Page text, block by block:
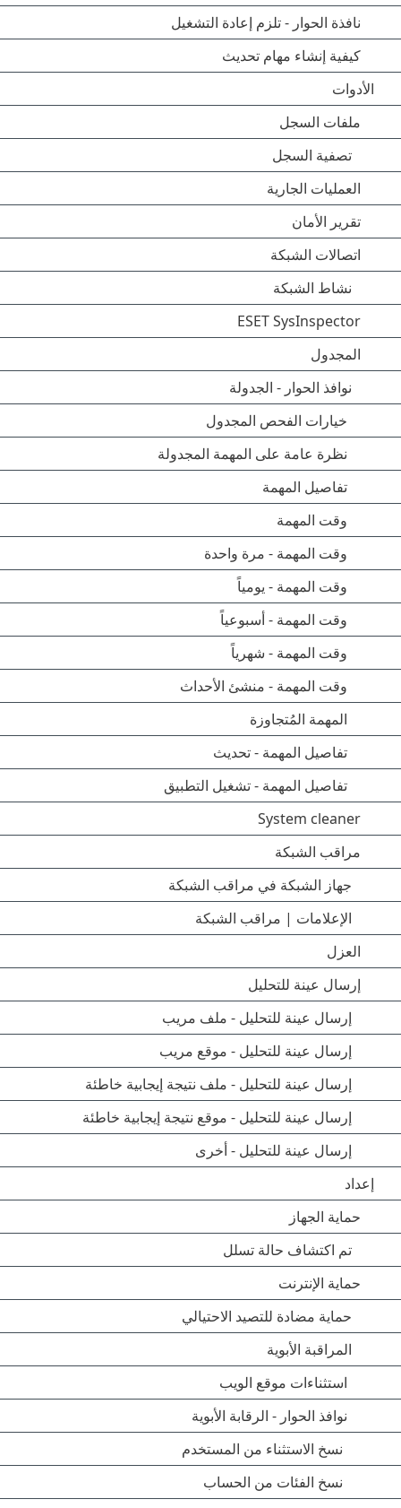
نافذة الحوار - تلزم إعادة التشغيل
كيفية إنشاء مهام تحديث
الأدوات
ملفات السجل
تصفية السجل
العمليات الجارية
تقرير الأمان
اتصالات الشبكة
نشاط الشبكة
ESET SysInspector
المجدول
نوافذ الحوار - الجدولة
خيارات الفحص المجدول
نظرة عامة على المهمة المجدولة
تفاصيل المهمة
وقت المهمة
وقت المهمة - مرة واحدة
وقت المهمة - يومياً
وقت المهمة - أسبوعياً
وقت المهمة - شهرياً
وقت المهمة - منشئ الأحداث
المهمة المُتجاوزة
تفاصيل المهمة - تحديث
تفاصيل المهمة - تشغيل التطبيق
System cleaner
مراقب الشبكة
جهاز الشبكة في مراقب الشبكة
الإعلامات | مراقب الشبكة
العزل
إرسال عينة للتحليل
إرسال عينة للتحليل - ملف مريب
إرسال عينة للتحليل - موقع مريب
إرسال عينة للتحليل - ملف نتيجة إيجابية خاطئة
إرسال عينة للتحليل - موقع نتيجة إيجابية خاطئة
إرسال عينة للتحليل - أخرى
إعداد
حماية الجهاز
تم اكتشاف حالة تسلل
حماية الإنترنت
حماية مضادة للتصيد الاحتيالي
المراقبة الأبوية
استثناءات موقع الويب
نوافذ الحوار - الرقابة الأبوية
نسخ الاستثناء من المستخدم
نسخ الفئات من الحساب